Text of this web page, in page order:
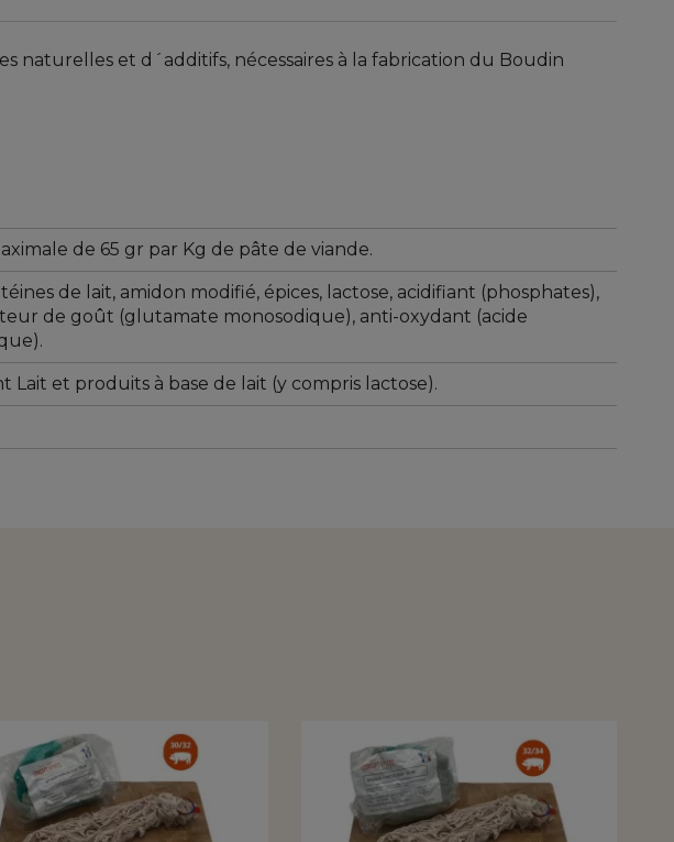
naturelles et d´additifs, nécessaires à la fabrication du Boudin
de 65 gr par Kg de pâte de viande.
de lait, amidon modifié, épices, lactose, acidifiant (phosphates),
de goût (glutamate monosodique), anti-oxydant (acide
Lait et produits à base de lait (y compris lactose).